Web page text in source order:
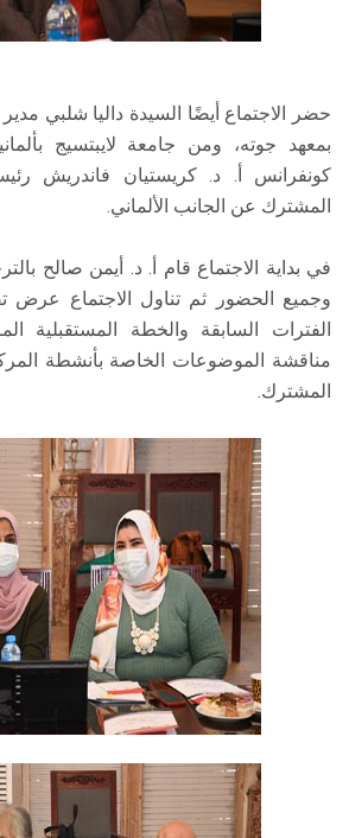
حضر الاجتماع أيضًا السيدة داليا شلبي
بمعهد جوته، ومن جامعة لايبتسيج
كونفرانس أ. د. كريستيان فاندريش
المشترك عن الجانب الألماني.
في بداية الاجتماع قام أ. د. أيمن صالح
وجميع الحضور ثم تناول الاجتماع عرض
الفترات السابقة والخطة المستقبلية
مناقشة الموضوعات الخاصة بأنشطة
المشترك.